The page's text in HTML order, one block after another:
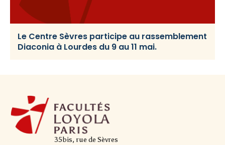
Le Centre Sèvres participe au rassemblement
Diaconia à Lourdes du 9 au 11 mai.
35bis, rue de Sèvres